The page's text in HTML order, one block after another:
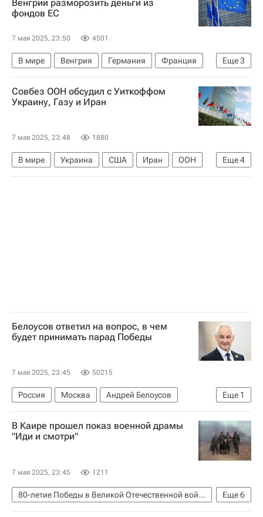
Венгрии разморозить деньги из
фондов ЕС
7 мая 2025, 23:50 4501
Еще3
В мире Венгрия Германия
Франция
Виктор Орбан
Евросоюз Еврокомиссия
Совбез ООН обсудил с Уиткоффом
Украину, Газу и Иран
7 мая 2025, 23:48 1880
Еще4
В мире Украина США Иран
ООН
Совет Безопасности ООН
Сектор Газа
Белоусов ответил на вопрос, в чем
будет принимать парад Победы
7 мая 2025, 23:45 50215
Еще 1
Россия Москва
Андрей Белоусов
80-летие Победы в Великой Отечественной войне
В Каире прошел показ военной драмы
"Иди и смотри"
7 мая 2025, 23:45 1211
Еще6
80-летие Победы в Великой Отечественной войне
Египет
Белоруссия Россия